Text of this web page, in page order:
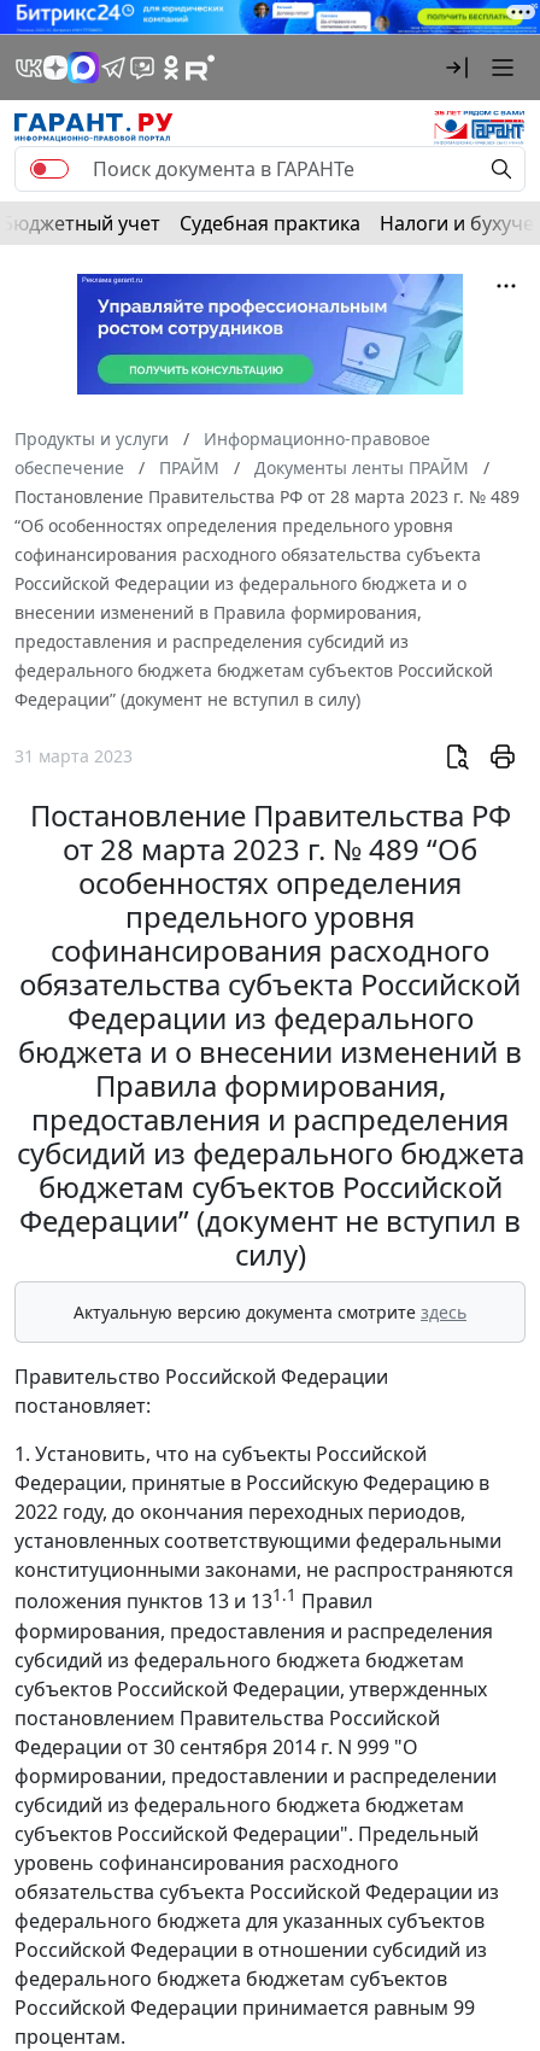
Бюджетный учет Судебная практика Налоги и
Продукты и услуги
Информационно-правовое
обеспечение
ПРАЙМ
Документы ленты ПРАЙМ
Постановление Правительства РФ от 28 марта 2023 г. № 489
“Об особенностях определения предельного уровня
софинансирования расходного обязательства субъекта
Российской Федерации из федерального бюджета и о
внесении изменений в Правила формирования,
предоставления и распределения субсидий из
федерального бюджета бюджетам субъектов Российской
Федерации” (документ не вступил в силу)
31 марта 2023
Постановление Правительства РФ
от 28 марта 2023 г. № 489 “Об
особенностях определения
предельного уровня
софинансирования расходного
обязательства субъекта Российской
Федерации из федерального
бюджета и о внесении изменений в
Правила формирования,
предоставления и распределения
субсидий из федерального бюджета
бюджетам субъектов Российской
Федерации” (документ не вступил в
силу)
Актуальную версию документа смотрите здесь
Правительство Российской Федерации
постановляет:
1. Установить, что на субъекты Российской
Федерации, принятые в Российскую Федерацию в
2022 году, до окончания переходных периодов,
установленных соответствующими федеральными
конституционными законами, не распространяются
положения пунктов 13 и 131.1 Правил
формирования, предоставления и распределения
субсидий из федерального бюджета бюджетам
субъектов Российской Федерации, утвержденных
постановлением Правительства Российской
Федерации от 30 сентября 2014 г. N 999 "О
формировании, предоставлении и распределении
субсидий из федерального бюджета бюджетам
субъектов Российской Федерации". Предельный
уровень софинансирования расходного
обязательства субъекта Российской Федерации из
федерального бюджета для указанных субъектов
Российской Федерации в отношении субсидий из
федерального бюджета бюджетам субъектов
Российской Федерации принимается равным 99
процентам.